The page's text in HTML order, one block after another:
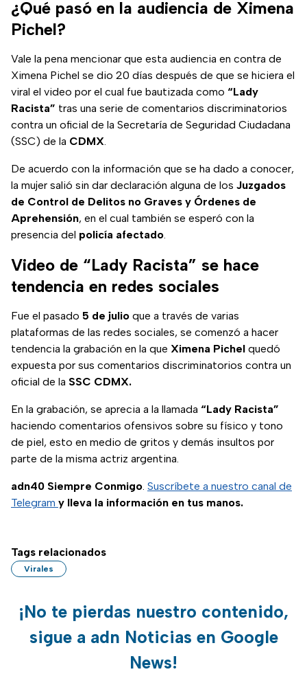
¿Qué pasó en la audiencia de Ximena
Pichel?
Vale la pena mencionar que esta audiencia en contra de
Ximena Pichel se dio 20 días después de que se hiciera el
viral el video por el cual fue bautizada como “Lady
Racista” tras una serie de comentarios discriminatorios
contra un oficial de la Secretaría de Seguridad Ciudadana
(SSC) de la CDMX.
De acuerdo con la información que se ha dado a conocer,
la mujer salió sin dar declaración alguna de los Juzgados
de Control de Delitos no Graves y Órdenes de
Aprehensión, en el cual también se esperó con la
presencia del policía afectado.
Video de “Lady Racista” se hace
tendencia en redes sociales
Fue el pasado 5 de julio que a través de varias
plataformas de las redes sociales, se comenzó a hacer
tendencia la grabación en la que Ximena Pichel quedó
expuesta por sus comentarios discriminatorios contra un
oficial de la SSC CDMX.
En la grabación, se aprecia a la llamada “Lady Racista”
haciendo comentarios ofensivos sobre su físico y tono
de piel, esto en medio de gritos y demás insultos por
parte de la misma actriz argentina.
adn40 Siempre Conmigo. Suscríbete a nuestro canal de
Telegram y lleva la información en tus manos.
Tags relacionados
Virales
¡No te pierdas nuestro contenido,
sigue a adn Noticias en Google
News!